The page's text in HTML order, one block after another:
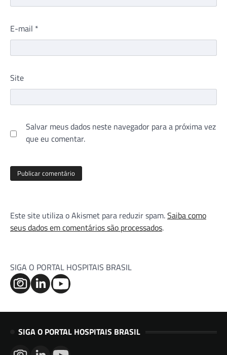
E-mail *
Site
Salvar meus dados neste navegador para a próxima vez
que eu comentar.
Este site utiliza o Akismet para reduzir spam.Saiba como
seus dados em comentários são processados.
SIGA O PORTAL HOSPITAIS BRASIL
SIGA O PORTAL HOSPITAIS BRASIL